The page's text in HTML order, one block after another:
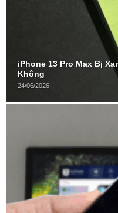
iPhone 13 Pro Max Bị
Không
24/06/2026